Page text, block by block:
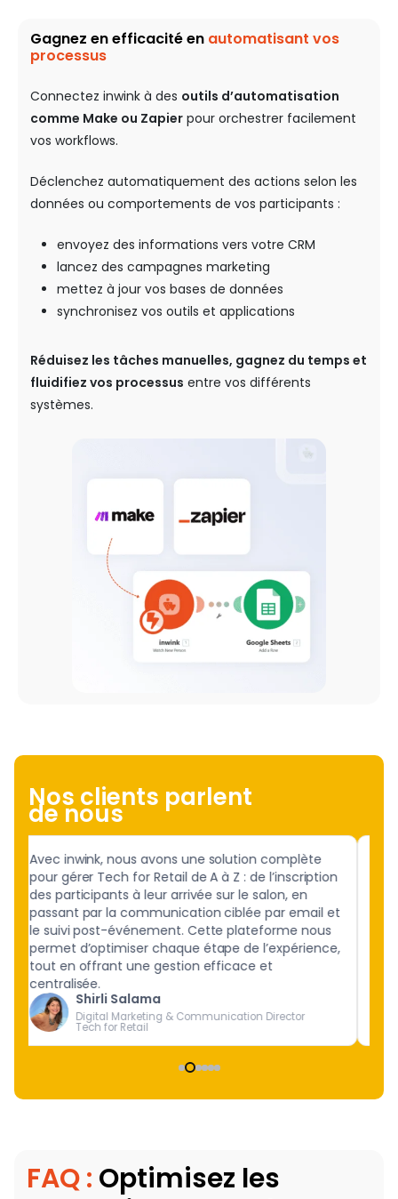
Gagnez en efficacité en automatisant vos
processus
Connectez inwink à des outils d’automatisation
comme Make ou Zapierpour orchestrer facilement
vos workflows.
Déclenchez automatiquement des actions selon les
données ou comportements de vos participants :
envoyez des informations vers votre CRM
lancez des campagnes marketing
mettez à jour vos bases de données
synchronisez vos outils et applications
Réduisez les tâches manuelles, gagnez du temps et
fluidifiez vos processus entre vos différents
systèmes.
Nos clients parlent
de nous
Avec inwink, nous avons une solution complète
pour gérer Tech for Retail de A à Z : de l’inscription
des participants à leur arrivée sur le salon, en
passant par la communication ciblée par email et
le suivi post-événement. Cette plateforme nous
permet d’optimiser chaque étape de l’expérience,
tout en offrant une gestion efficace et
centralisée.
Shirli Salama
Digital Marketing & Communication Director
Tech for Retail
FAQ : Optimisez les